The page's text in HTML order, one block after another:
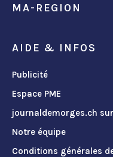
MA-REGION
AIDE & INFOS
Publicité
Espace PME
journaldemorges.ch
Notre équipe
Conditions générales